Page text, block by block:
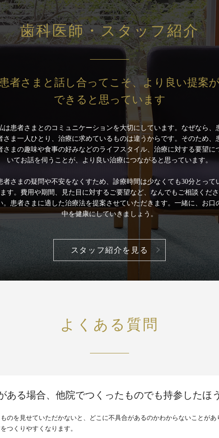
歯科医師・スタッフ紹介
者さまと話し合ってこそ、より良い提案
できると思っています
は患者さまとのコミュニケーションを大切にしています。なぜなら、
さま一人ひとり、治療に求めているものは違うからです。そのため、
さまの趣味や食事の好みなどのライフスタイル、治療に対する要望に
いてお話を伺うことが、より良い治療につながると思っています。
者さまの疑問や不安をなくすため、診療時間は少なくても30分とって
ます。費用や期間、見た目に対するご要望など、なんでもご相談くださ
。患者さまに適した治療法を提案させていただきます。一緒に、お口
中を健康にしていきましょう。
スタッフ紹介を見る
よくある質問
ある場合、他院でつくったものでも持参したほ
のを見せていただかないと、どこに不具合があるのかわからないことが
つくりやすくなります。